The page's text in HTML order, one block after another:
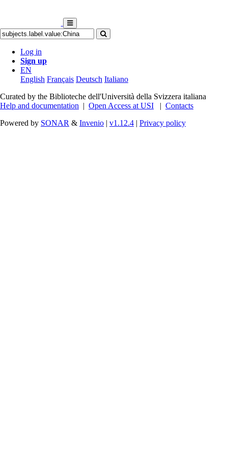
Log in
Sign up
EN
English Français Deutsch Italiano
Curated by the Biblioteche dell'Università della Svizzera italiana
Help and documentation | Open Access at USI | Contacts
Powered by SONAR & Invenio | v1.12.4 | Privacy policy